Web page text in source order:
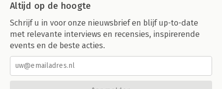
Altijd op de hoogte
Schrijf u in voor onze nieuwsbrief en blijf up-to-date
met relevante interviews en recensies, inspirerende
events en de beste acties.